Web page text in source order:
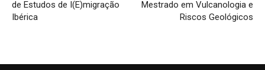
de Estudos de I(E)migração
Ibérica
Mestrado em Vulcanologia e
Riscos Geológicos